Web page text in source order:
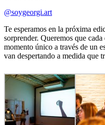
@soygeorgi.art
Te esperamos en la próxima
sorprender. Queremos que
momento único a través de un
van despertando a medida que